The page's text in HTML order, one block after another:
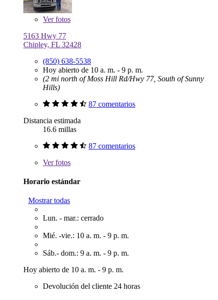
Verfotos
5163 Hwy 77
Chipley, FL 32428
(850) 638-5538
Hoy abierto de 10 a. m. - 9 p. m.
(2 mi north of Moss Hill Rd/Hwy 77, South of Sunny
Hills)
87 comentarios
Distancia estimada
16.6 millas
87 comentarios
Verfotos
Horario estándar
Mostrar todas
Lun. - mar.: cerrado
Mié. -vie.: 10 a. m. - 9 p. m.
Sáb.- dom.: 9 a. m. - 9 p. m.
Hoy abierto de 10 a. m. - 9 p. m.
Devolución del cliente 24 horas